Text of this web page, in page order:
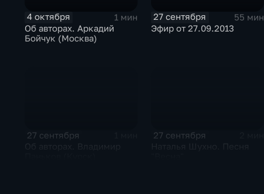
4 октября
1 мин
Об авторах. Аркадий
Бойчук (Москва)
27 сентября
55 мин
Эфир от 27.09.2013
27 сентября 27 сентября